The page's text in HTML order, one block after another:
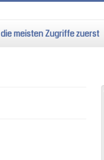
die meisten Zugriffe zuerst